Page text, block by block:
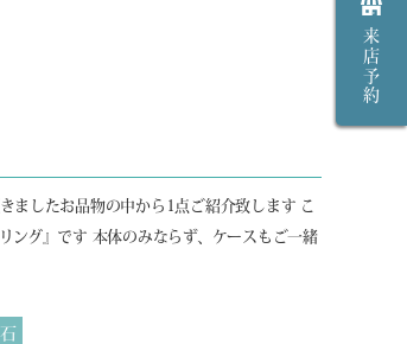
ましたお品物の中から1点ご紹介致します こ
ング』です 本体のみならず、ケースもご一緒
来店予約